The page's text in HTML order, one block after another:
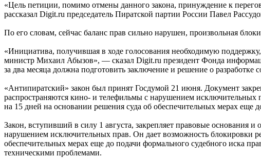
«Цель петиции, помимо отмены данного закона, принуждение к
рассказал Digit.ru председатель Пиратской партии России Павел
По его словам, сейчас баланс прав сильно нарушен, произвольная
«Инициатива, получившая в ходе голосования необходимую
министр Михаил Абызов», — сказал Digit.ru президент Фонда
за два месяца должна подготовить заключение и решение о
«Антипиратский» закон был принят Госдумой 21 июня. Документ
распространяются кино- и телефильмы с нарушением исключительных
на 15 дней на основании решения суда об обеспечительных мерах еще
Закон, вступивший в силу 1 августа, закрепляет правовые основания
нарушением исключительных прав. Он дает возможность блокировки
обеспечительных мерах еще до подачи формального судебного иска
техническими проблемами.